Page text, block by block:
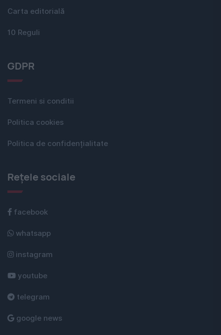
Carta editorială
10 Reguli
GDPR
Termeni si conditii
Politica cookies
Politica de confidențialitate
Rețele sociale
facebook
whatsapp
instagram
youtube
telegram
google news